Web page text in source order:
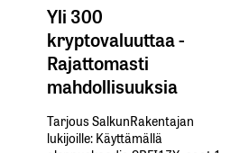
Yli 300
kryptovaluuttaa -
Rajattomasti
mahdollisuuksia
Tarjous SalkunRakentajan
lukijoille: Käyttämällä​ ​